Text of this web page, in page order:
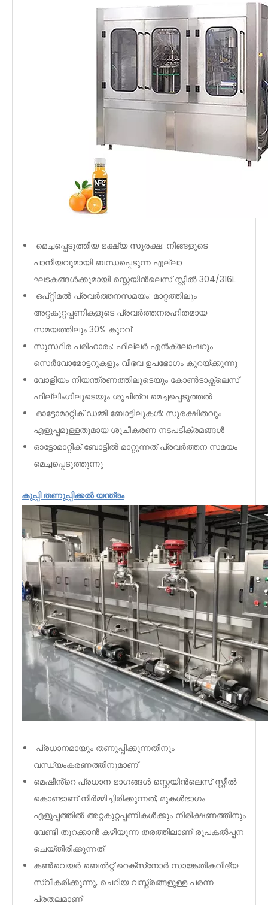
മെച്ചപ്പെടുത്തിയ ഭക്ഷ്യ സുരക്ഷ: നിങ്ങളുടെ
പാനീയവുമായി ബന്ധപ്പെടുന്ന എല്ലാ
ഘടകങ്ങൾക്കുമായി സ്റ്റെയിൻലെസ് സ്റ്റീൽ 304/316L
ഒപ്റ്റിമൽ പ്രവർത്തനസമയം: മാറ്റത്തിലും
അറ്റകുറ്റപ്പണികളുടെ പ്രവർത്തനരഹിതമായ
സമയത്തിലും 30% കുറവ്
സുസ്ഥിര പരിഹാരം: ഫില്ലർ എൻക്ലോഷറും
സെർവോമോട്ടറുകളും വിഭവ ഉപഭോഗം കുറയ്ക്കുന്നു
വോളിയം നിയന്ത്രണത്തിലൂടെയും കോൺടാക്റ്റ്‌ലെസ്
ഫില്ലിംഗിലൂടെയും ശുചിത്വ മെച്ചപ്പെടുത്തൽ
ഓട്ടോമാറ്റിക് ഡമ്മി ബോട്ടിലുകൾ: സുരക്ഷിതവും
എളുപ്പമുള്ളതുമായ ശുചീകരണ നടപടിക്രമങ്ങൾ
ഓട്ടോമാറ്റിക് ബോട്ടിൽ മാറ്റുന്നത് പ്രവർത്തന സമയം
മെച്ചപ്പെടുത്തുന്നു
കുപ്പി തണുപ്പിക്കൽ യന്ത്രം
പ്രധാനമായും തണുപ്പിക്കുന്നതിനും
വന്ധ്യംകരണത്തിനുമാണ്
മെഷീൻ്റെ പ്രധാന ഭാഗങ്ങൾ സ്റ്റെയിൻലെസ് സ്റ്റീൽ
കൊണ്ടാണ് നിർമ്മിച്ചിരിക്കുന്നത്, മുകൾഭാഗം
എളുപ്പത്തിൽ അറ്റകുറ്റപ്പണികൾക്കും നിരീക്ഷണത്തിനും
വേണ്ടി തുറക്കാൻ കഴിയുന്ന തരത്തിലാണ് രൂപകൽപ്പന
ചെയ്തിരിക്കുന്നത്.
കൺവെയർ ബെൽറ്റ് റെക്‌സ്‌നോർ സാങ്കേതികവിദ്യ
സ്വീകരിക്കുന്നു, ചെറിയ വസ്ത്രങ്ങളുള്ള പരന്ന
പ്രതലമാണ്